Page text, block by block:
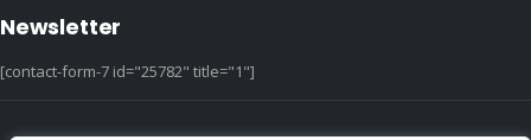
Newsletter
[contact-form-7 id="25782" title="1"]